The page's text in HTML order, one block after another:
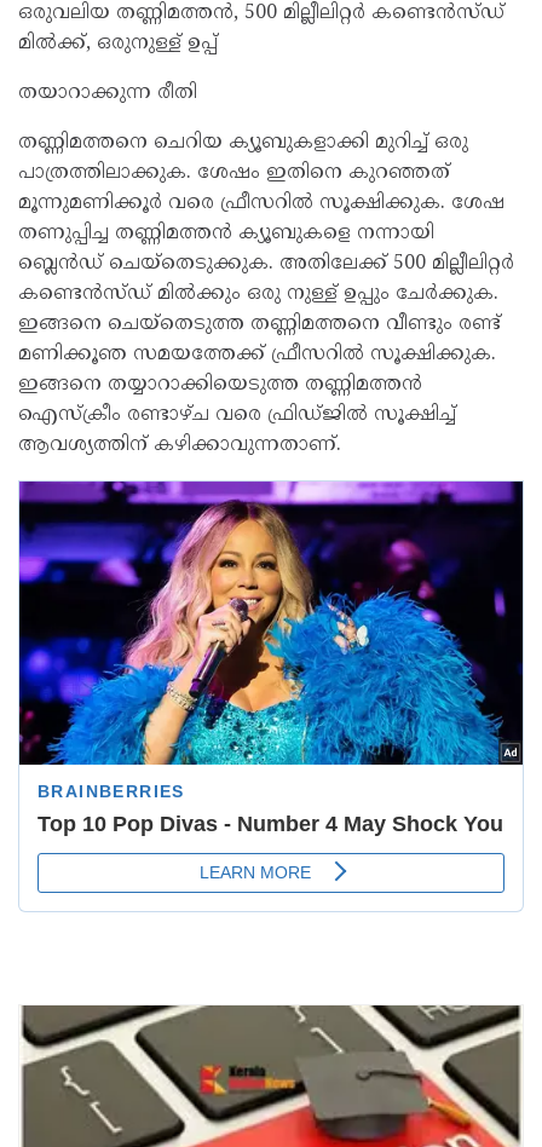
ഒരുവലിയ തണ്ണിമത്തൻ, 500 മില്ലീലിറ്റർ കണ്ടെൻസ്ഡ്
മിൽക്ക്, ഒരുനുള്ള് ഉപ്പ്
തയാറാക്കുന്ന രീതി
തണ്ണിമത്തനെ ചെറിയ ക്യൂബുകളാക്കി മുറിച്ച് ഒരു
പാത്രത്തിലാക്കുക. ശേഷം ഇതിനെ കുറഞ്ഞത്
മൂന്നുമണിക്കൂർ വരെ ഫ്രീസറിൽ സൂക്ഷിക്കുക. ശേഷ
തണുപ്പിച്ച തണ്ണിമത്തൻ ക്യൂബുകളെ നന്നായി
ബ്ലെൻഡ് ചെയ്തെടുക്കുക. അതിലേക്ക് 500 മില്ലീലിറ്റർ
കണ്ടെൻസ്ഡ് മിൽക്കും ഒരു നുള്ള് ഉപ്പും ചേർക്കുക.
ഇങ്ങനെ ചെയ്തെടുത്ത തണ്ണിമത്തനെ വീണ്ടും രണ്ട്
മണിക്കൂഞ സമയത്തേക്ക് ഫ്രീസറിൽ സൂക്ഷിക്കുക.
ഇങ്ങനെ തയ്യാറാക്കിയെടുത്ത തണ്ണിമത്തൻ
ഐസ്ക്രീം രണ്ടാഴ്ച വരെ ഫ്രിഡ്ജിൽ സൂക്ഷിച്ച്
ആവശ്യത്തിന് കഴിക്കാവുന്നതാണ്.